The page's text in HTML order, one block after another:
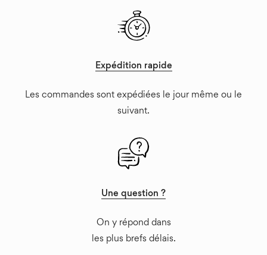
Expédition rapide
Les commandes sont expédiées le jour même ou le
suivant.
Une question ?
On y répond dans
les plus brefs délais.